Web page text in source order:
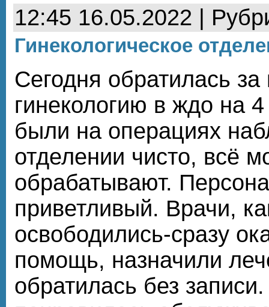
12:45 16.05.2022 |
Гинекологическое
Сегодня обратилась
гинекологию в ждо на
были на операциях
отделении чисто, всё
обрабатывают.
приветливый. Врачи,
освободились-сразу
помощь, назначили
обратилась без